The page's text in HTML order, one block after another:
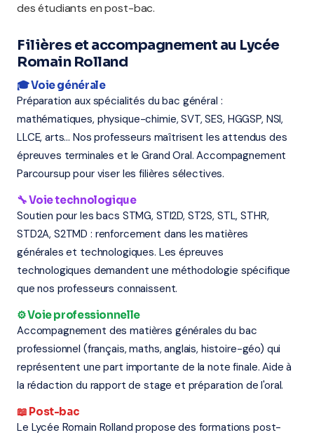
des étudiants en post-bac.
Filières et accompagnement au Lycée
Romain Rolland
🎓 Voie générale
Préparation aux spécialités du bac général :
mathématiques, physique-chimie, SVT, SES, HGGSP, NSI,
LLCE, arts... Nos professeurs maîtrisent les attendus des
épreuves terminales et le Grand Oral. Accompagnement
Parcoursup pour viser les filières sélectives.
🔧 Voie technologique
Soutien pour les bacs STMG, STI2D, ST2S, STL, STHR,
STD2A, S2TMD : renforcement dans les matières
générales et technologiques. Les épreuves
technologiques demandent une méthodologie spécifique
que nos professeurs connaissent.
⚙️ Voie professionnelle
Accompagnement des matières générales du bac
professionnel (français, maths, anglais, histoire-géo) qui
représentent une part importante de la note finale. Aide à
la rédaction du rapport de stage et préparation de l'oral.
📖 Post-bac
Le Lycée Romain Rolland propose des formations post-